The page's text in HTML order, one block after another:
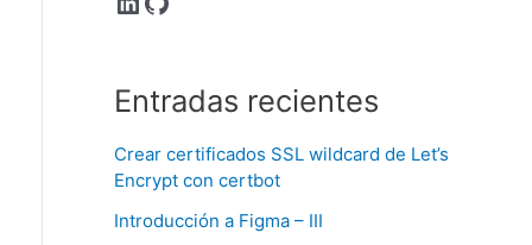
Entradas recientes
Crear certificados SSL wildcard de Let’s
Encrypt con certbot
Introducción a Figma – III